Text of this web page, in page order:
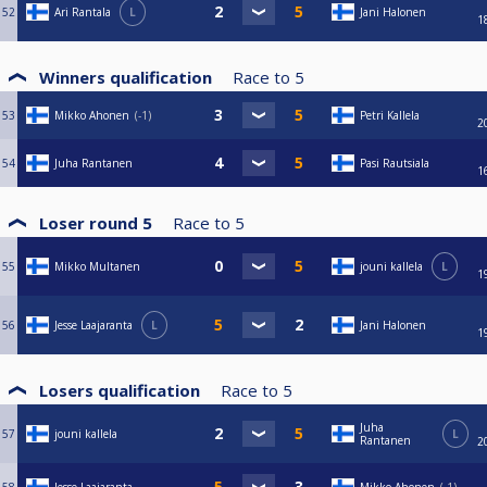
52 Ari Rantala L Jani Halonen
Winners qualification Race to 5
53 Mikko Ahonen -1 Petri Kallela
54 Juha Rantanen Pasi Rautsiala
Loser round 5 Race to 5
55 Mikko Multanen jouni kallela L
56 Jesse Laajaranta L Jani Halonen
Losers qualification Race to 5
57 jouni kallela
Juha
Rantanen
L